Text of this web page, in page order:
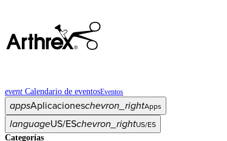
event Calendario de eventosEventos
appsAplicacioneschevron_rightApps
languageUS/ESchevron_rightUS/ES
Categorías